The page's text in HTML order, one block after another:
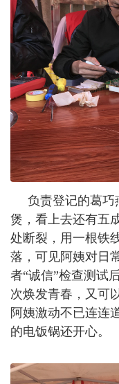
负责登记的葛巧
煲，看上去还有五
处断裂，用一根铁
落，可见阿姨对日
者“诚信”检查测试
次焕发青春，又可
阿姨激动不已连连
的电饭锅还开心。